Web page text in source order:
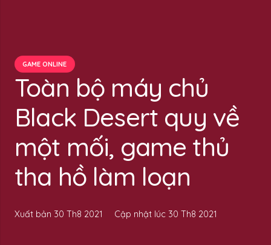
GAME ONLINE
Toàn bộ máy chủ
Black Desert quy về
một mối, game thủ
tha hồ làm loạn
Xuất bản 30 Th8 2021 Cập nhật lúc 30 Th8 2021